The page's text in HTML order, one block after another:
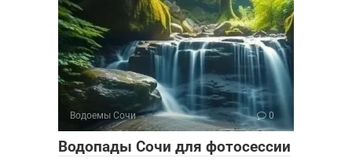
Водоемы Сочи 0
Водопады Сочи для фотосессии